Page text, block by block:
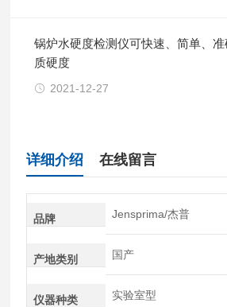
锅炉水硬度检测仪可快速、简单、
质硬度
2021-12-27
详细介绍 在线留言
品牌 Jensprima/杰普
产地类别 国产
仪器种类 实验室型